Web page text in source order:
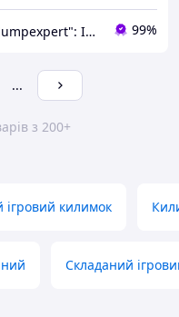
"Jumpexpert": Інтернет-магазин товарів для активного відпочинку та спорту! 99%
...
з 200+
ігровий килимок
Складаний